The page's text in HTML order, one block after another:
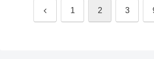
前 1 2 3